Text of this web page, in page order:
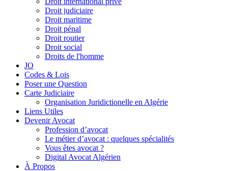
Droit judiciaire
Droit maritime
Droit pénal
Droit routier
Droit social
Droits de l'homme
JO
Codes & Lois
Poser une Question
Carte Judiciaire
Organisation Juridictionelle en Algérie
Liens Utiles
Devenir Avocat
Profession d’avocat
Le métier d’avocat : quelques spécialités
Vous êtes avocat ?
Digital Avocat Algérien
À Propos